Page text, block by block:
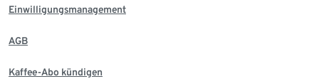
Einwilligungsmanagement
AGB
Kaffee-Abo kündigen